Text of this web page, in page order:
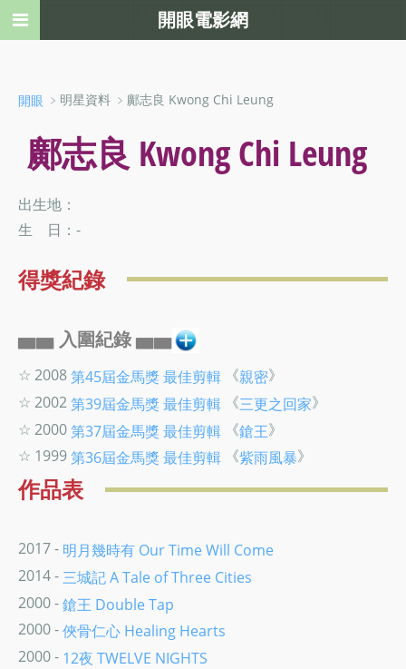
開眼 ﹥明星資料 ﹥鄺志良 Kwong Chi Leung
鄺志良 Kwong Chi Leung
出生地：
生 日：-
得獎紀錄
▅▅ 入圍紀錄 ▅▅
☆ 2008第45屆金馬獎最佳剪輯 《親密》
☆ 2002第39屆金馬獎最佳剪輯 《三更之回家》
☆ 2000第37屆金馬獎最佳剪輯 《鎗王》
☆ 1999第36屆金馬獎最佳剪輯 《紫雨風暴》
作品表
2017 - 明月幾時有 Our Time Will Come
2014 -三城記 A Tale of Three Cities
2000 -鎗王 Double Tap
2000 -俠骨仁心 Healing Hearts
2000 - 12夜 TWELVE NIGHTS
開眼電影網